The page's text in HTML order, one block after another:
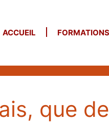
ACCUEIL FORMATIONS
que